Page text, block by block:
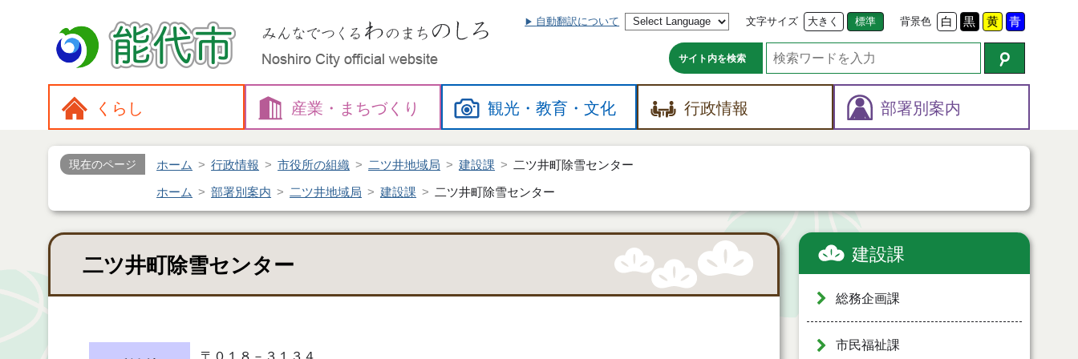
自動翻訳について 文字サイズ 大きく 標準 背景色 白 黒 黄 青
サイト内を検索
くらし 産業・ まちづくり 観光・教育・文化 行政情報 部署別案内
現在のページ ホーム 行政情報 市役所の組織 二ツ井地域局 建設課 二ツ井町除雪センター
ホーム 部署別案内 二ツ井地域局 建設課 二ツ井町除雪センター
二ツ井町除雪センター
〒０１８－３１３４
建設課
総務企画課
市民福祉課